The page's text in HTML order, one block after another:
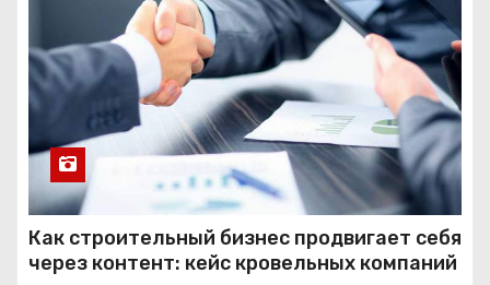
Как строительный бизнес продвигает себя
через контент: кейс кровельных компаний